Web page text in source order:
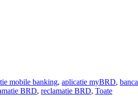
mobile banking, aplicatie myBRD, banca
BRD, reclamatie BRD, Toate